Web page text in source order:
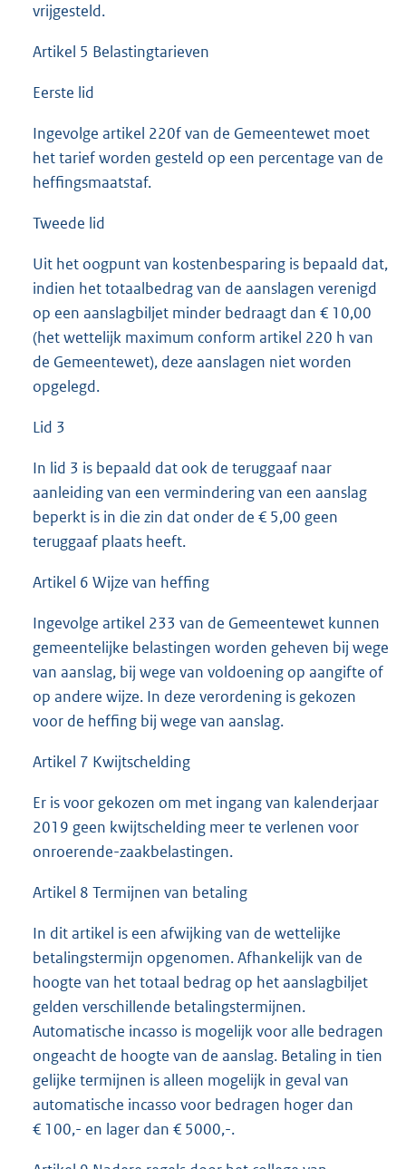
vrijgesteld.
Artikel 5 Belastingtarieven
Eerste lid
Ingevolge artikel 220f van de Gemeentewet moet
het tarief worden gesteld op een percentage van de
heffingsmaatstaf.
Tweede lid
Uit het oogpunt van kostenbesparing is bepaald dat,
indien het totaalbedrag van de aanslagen verenigd
op een aanslagbiljet minder bedraagt dan € 10,00
(het wettelijk maximum conform artikel 220 h van
de Gemeentewet), deze aanslagen niet worden
opgelegd.
Lid 3
In lid 3 is bepaald dat ook de teruggaaf naar
aanleiding van een vermindering van een aanslag
beperkt is in die zin dat onder de € 5,00 geen
teruggaaf plaats heeft.
Artikel 6 Wijze van heffing
Ingevolge artikel 233 van de Gemeentewet kunnen
gemeentelijke belastingen worden geheven bij wege
van aanslag, bij wege van voldoening op aangifte of
op andere wijze. In deze verordening is gekozen
voor de heffing bij wege van aanslag.
Artikel 7 Kwijtschelding
Er is voor gekozen om met ingang van kalenderjaar
2019 geen kwijtschelding meer te verlenen voor
onroerende-zaakbelastingen.
Artikel 8 Termijnen van betaling
In dit artikel is een afwijking van de wettelijke
betalingstermijn opgenomen. Afhankelijk van de
hoogte van het totaal bedrag op het aanslagbiljet
gelden verschillende betalingstermijnen.
Automatische incasso is mogelijk voor alle bedragen
ongeacht de hoogte van de aanslag. Betaling in tien
gelijke termijnen is alleen mogelijk in geval van
automatische incasso voor bedragen hoger dan
€ 100,- en lager dan € 5000,-.